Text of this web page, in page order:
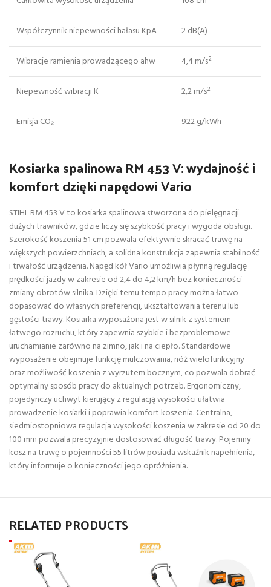
Współczynnik niepewności hałasu KpA 2 dB(A)
Wibracje ramienia prowadzącego ahw 4,4 m/s²
Niepewność wibracji K 2,2 m/s²
Emisja CO₂ 922 g/kWh
Kosiarka spalinowa RM 453 V: wydajność i
komfort dzięki napędowi Vario
STIHL RM 453 V to kosiarka spalinowa stworzona do pielęgnacji
dużych trawników, gdzie liczy się szybkość pracy i wygoda obsługi.
Szerokość koszenia 51 cm pozwala efektywnie skracać trawę na
większych powierzchniach, a solidna konstrukcja zapewnia stabilność
i trwałość urządzenia. Napęd kół Vario umożliwia płynną regulację
prędkości jazdy w zakresie od 2,4 do 4,2 km/h bez konieczności
zmiany obrotów silnika. Dzięki temu tempo pracy można łatwo
dopasować do własnych preferencji, ukształtowania terenu lub
gęstości trawy. Kosiarka wyposażona jest w silnik z systemem
łatwego rozruchu, który zapewnia szybkie i bezproblemowe
uruchamianie zarówno na zimno, jak i na ciepło. Standardowe
wyposażenie obejmuje funkcję mulczowania, nóż wielofunkcyjny
oraz możliwość koszenia z wyrzutem bocznym, co pozwala dobrać
optymalny sposób pracy do aktualnych potrzeb. Ergonomiczny,
pojedynczy uchwyt kierujący z regulacją wysokości ułatwia
prowadzenie kosiarki i poprawia komfort koszenia. Centralna,
siedmiostopniowa regulacja wysokości koszenia w zakresie od 20 do
100 mm pozwala precyzyjnie dostosować długość trawy. Pojemny
kosz na trawę o pojemności 55 litrów posiada wskaźnik napełnienia,
który informuje o konieczności jego opróżnienia.
RELATED PRODUCTS